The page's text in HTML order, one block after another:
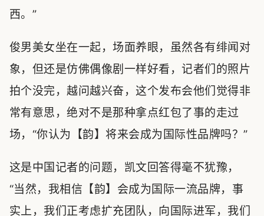
西。”
俊男美女坐在一起，场面养眼，虽然各有绯闻对
象，但还是仿佛偶像剧一样好看，记者们的照片
拍个没完，越问越兴奋，这个发布会他们觉得非
常有意思，绝对不是那种拿点红包了事的走过
场，“你认为【韵】将来会成为国际性品牌吗？”
这是中国记者的问题，凯文回答得毫不犹豫，
“当然，我相信【韵】会成为国际一流品牌，事
实上，我们正考虑扩充团队，向国际进军，我们